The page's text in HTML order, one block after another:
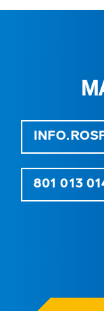
801 013